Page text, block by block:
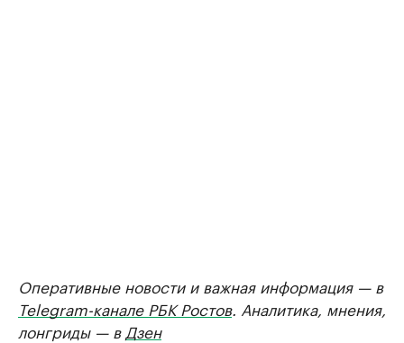
Оперативные новости и важная информация — в
Telegram-канале РБК Ростов. Аналитика, мнения,
лонгриды — в Дзен